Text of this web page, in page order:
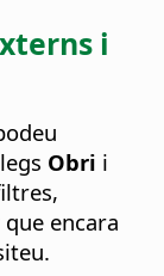
i
Obri i
encara